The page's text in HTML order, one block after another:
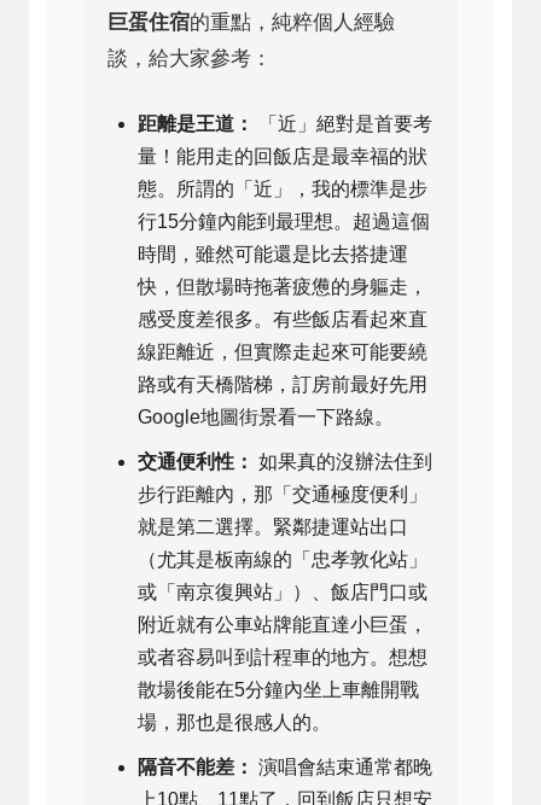
巨蛋住宿的重點，純粹個人經驗
談，給大家參考：
距離是王道：
「近」絕對是首要考
量！能用走的回飯店是最幸福的狀
態。所謂的「近」，我的標準是步
行15分鐘內能到最理想。超過這個
時間，雖然可能還是比去搭捷運
快，但散場時拖著疲憊的身軀走，
感受度差很多。有些飯店看起來直
線距離近，但實際走起來可能要繞
路或有天橋階梯，訂房前最好先用
Google地圖街景看一下路線。
交通便利性： 如果真的沒辦法住到
步行距離內，那「交通極度便利」
就是第二選擇。緊鄰捷運站出口
（尤其是板南線的「忠孝敦化站」
或「南京復興站」）、飯店門口或
附近就有公車站牌能直達小巨蛋，
或者容易叫到計程車的地方。想想
散場後能在5分鐘內坐上車離開戰
場，那也是很感人的。
隔音不能差： 演唱會結束通常都晚
上10點、11點了，回到飯店只想安